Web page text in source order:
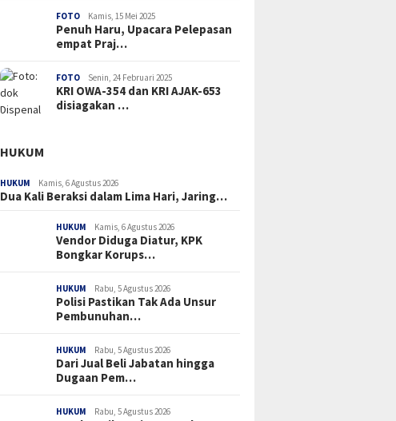
FOTO Kamis, 15 Mei 2025
Penuh Haru, Upacara Pelepasan
empat Praj…
FOTO Senin, 24 Februari 2025
KRI OWA-354 dan KRI AJAK-653
disiagakan …
HUKUM
HUKUM Kamis, 6 Agustus 2026
Dua Kali Beraksi dalam Lima Hari, Jaring…
HUKUM Kamis, 6 Agustus 2026
Vendor Diduga Diatur, KPK
Bongkar Korups…
HUKUM Rabu, 5 Agustus 2026
Polisi Pastikan Tak Ada Unsur
Pembunuhan…
HUKUM Rabu, 5 Agustus 2026
Dari Jual Beli Jabatan hingga
Dugaan Pem…
HUKUM Rabu, 5 Agustus 2026